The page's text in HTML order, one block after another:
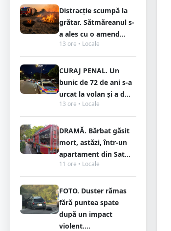
Distracție scumpă la
grătar. Sătmăreanul s-
a ales cu o amend...
13 ore • Locale
CURAJ PENAL. Un
bunic de 72 de ani s-a
urcat la volan și a d...
13 ore • Locale
DRAMĂ. Bărbat găsit
mort, astăzi, într-un
apartament din Sat...
11 ore • Locale
FOTO. Duster rămas
fără puntea spate
după un impact
violent....